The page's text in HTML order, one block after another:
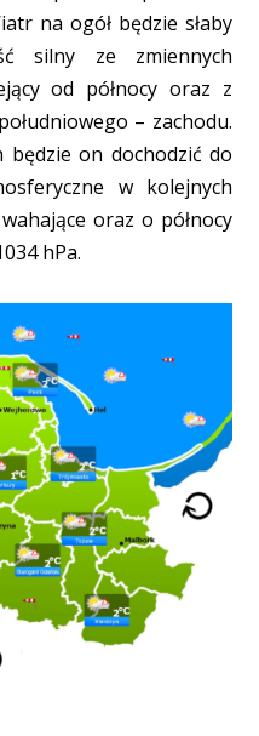
na ogół będzie słaby
silny ze zmiennych
od północy oraz z
– zachodu.
on dochodzić do
w kolejnych
oraz o północy
hPa.